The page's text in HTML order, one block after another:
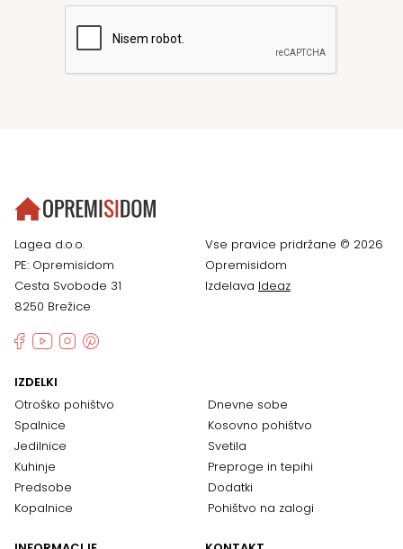
Lagea d.o.o.
PE: Opremisidom
Cesta Svobode 31
8250 Brežice
Vse pravice pridržane © 2026
Opremisidom
Izdelava Ideaz
IZDELKI
Otroško pohištvo
Spalnice
Jedilnice
Kuhinje
Predsobe
Kopalnice
Dnevne sobe
Kosovno pohištvo
Svetila
Preproge in tepihi
Dodatki
Pohištvo na zalogi